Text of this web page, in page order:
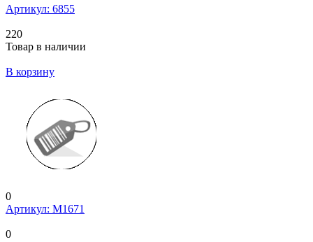
Артикул: 6855
220
Товар в наличии
В корзину
0
Артикул: M1671
0